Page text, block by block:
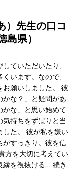
先生の口コ
県）
ていただいたり、
います。なので、
お願いしました。 彼
かな？」と疑問があ
かな」と思い始めて
持ちをずばりと当
した。 彼が私を嫌い
がすっきり。彼を信
方を大切に考えてい
縁を視抜ける…続き